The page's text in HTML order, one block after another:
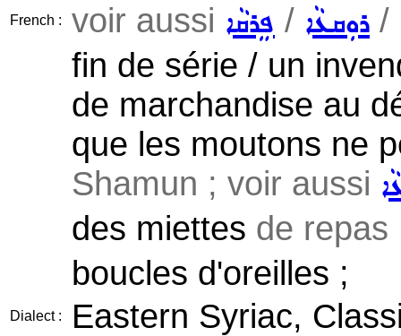
French :
voir aussi ܦܸܪܩܵܐ / ܪܘܼܩܥܵܐ /
fin de série / un
de marchandise au
que les moutons ne
Shamun ; voir aussi
des miettes de repas
boucles d'oreilles ;
Dialect : Eastern Syriac,